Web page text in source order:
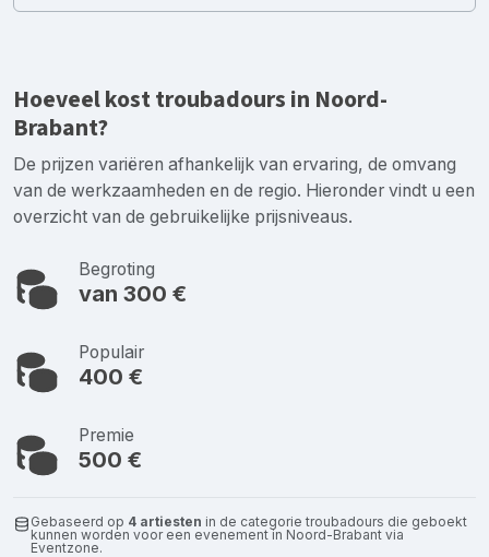
Hoeveel kost troubadours in Noord-
Brabant?
De prijzen variëren afhankelijk van ervaring, de omvang
van de werkzaamheden en de regio. Hieronder vindt u een
overzicht van de gebruikelijke prijsniveaus.
Begroting
van 300 €
Populair
400 €
Premie
500 €
Gebaseerd op 4 artiesten in de categorie troubadours die geboekt
kunnen worden voor een evenement in Noord-Brabant via
Eventzone.